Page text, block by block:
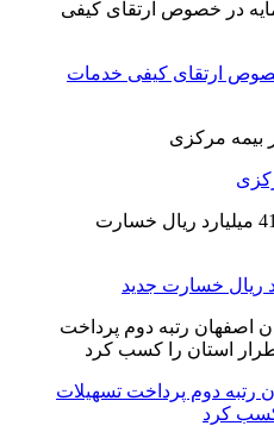
ارتقای کیفی خدمات
دوم پرداخت تسهیلات
کرد